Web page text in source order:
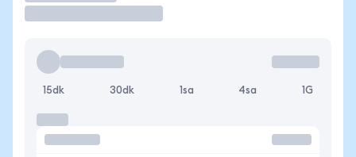
15dk 30dk 1sa 4sa 1G